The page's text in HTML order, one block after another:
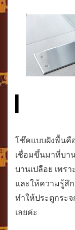
โช๊คแบบฝังพื้นคื
เชื่อมขึ้นมาที่บา
บานเปลือย เพร
และให้ความรู้สึ
ทำให้ประตูกระ
เลยค่ะ